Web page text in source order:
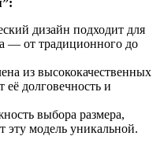
дизайн подходит для
— от традиционного до
из высококачественных
её долговечность и
выбора размера,
эту модель уникальной.